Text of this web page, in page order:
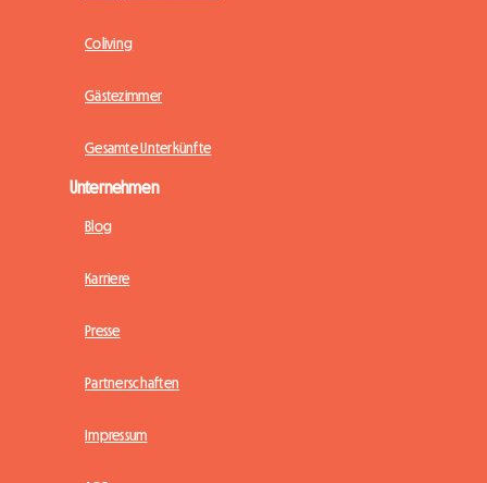
Coliving
Gästezimmer
Gesamte Unterkünfte
Unternehmen
Blog
Karriere
Presse
Partnerschaften
Impressum